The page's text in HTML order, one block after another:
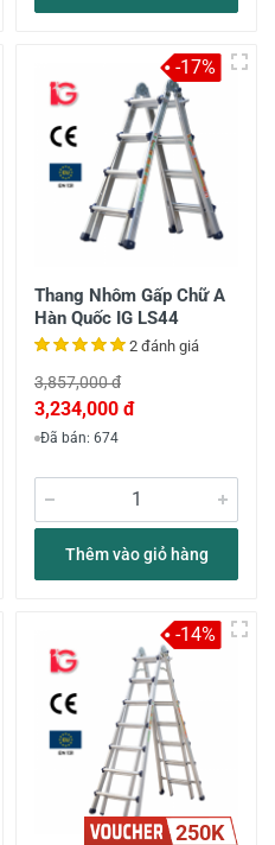
Thang Nhôm Gấp Chữ A
Hàn Quốc IG LS44
2 đánh giá
3,857,000 đ
3,234,000 đ
Đã bán: 674
Thêm vào giỏ hàng
-17%
250K
-14%